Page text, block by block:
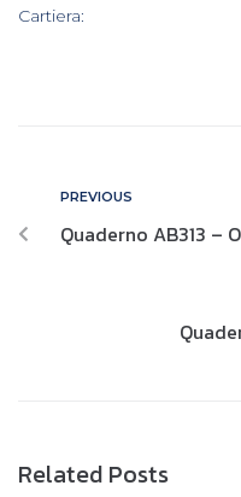
Cartiera:
PREVIOUS
Quaderno AB313 –
Related Posts